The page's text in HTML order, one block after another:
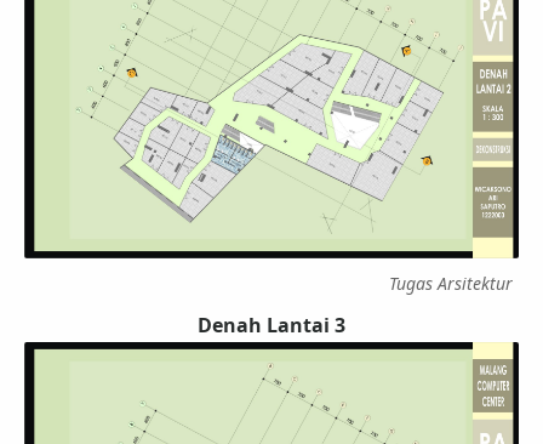
Tugas Arsitektur
Denah Lantai 3